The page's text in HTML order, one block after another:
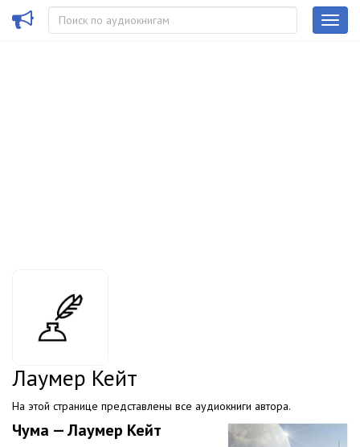
Лаумер Кейт
На этой странице представлены все аудиокниги автора.
Чума — Лаумер Кейт